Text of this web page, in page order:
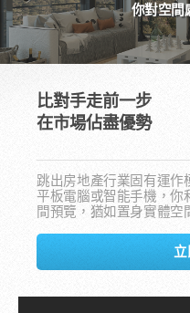
你對空間
Previous
比對手走前一步
在市場佔盡優勢
跳出房地產行業固有運作
平板電腦或智能手機，你
間預覽，猶如置身實體空
立